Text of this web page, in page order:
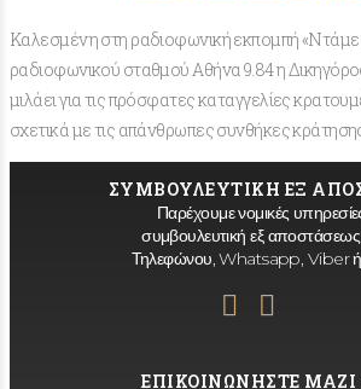
Καλεσμένη στη ραδιοφωνική εκπομπή
ραδιοφωνικού σταθμού Αθήνα 9.84 η
μιλάει για τις πρόσφατες καταγγελίες
σχετικά με τις απάνθρωπες συνθήκες
ΣΥΜΒΟΥΛΕΥΤΙΚΗ ΕΞ
Παρέχουμε νομικές
συμβουλευτική εξ
Τηλεφώνου, Whatsapp,
ΕΠΙΚΟΙΝΩΝΗΣΤΕ